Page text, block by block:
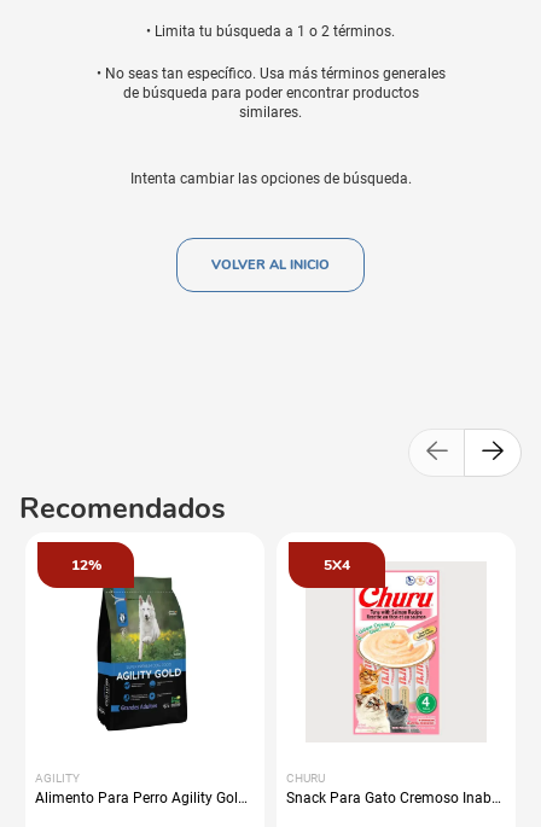
• Limita tu búsqueda a 1 o 2 términos.
• No seas tan específico. Usa más términos generales
de búsqueda para poder encontrar productos
similares.
Intenta cambiar las opciones de búsqueda.
VOLVER AL INICIO
Recomendados
12%
AGILITY
Alimento Para Perro Agility Gold
5X4
CHURU
Snack Para Gato Cremoso Inaba